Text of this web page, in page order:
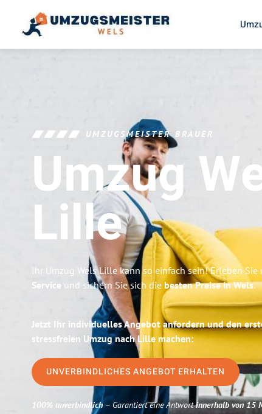
UMZUGSMEISTER BRAUER
Umzug
Lille
Ihr Umzug Wels Lille kann so einfach sein! Erleben Sie
Service und sichern Sie sich die besten Preise in Wels.
Jetzt Ihr individuelles Angebot anfordern und den
stressfreien Umzug nach Lille machen:
UNVERBINDLICHES ANGEBOT ERHALTEN
100% unverbindlich– Garantiert eine Antwortinnerhalb von 15